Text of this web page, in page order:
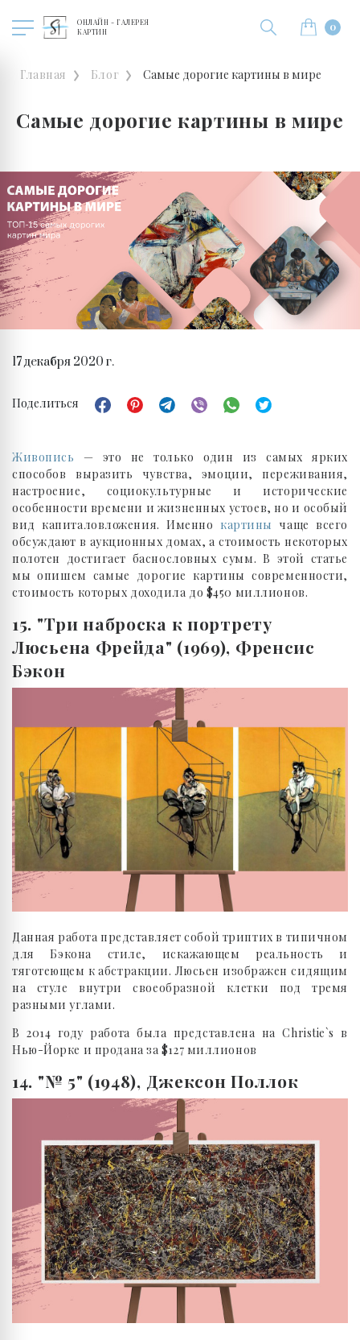
ОНЛАЙН - ГАЛЕРЕЯ
КАРТИН
0
Главная Блог Самые дорогие картины в мире
Самые дорогие картины в мире
17 декабря 2020 г.
Поделиться
Живопись — это не только один из самых ярких
способов выразить чувства, эмоции, переживания,
настроение, социокультурные и исторические
особенности времени и жизненных устоев, но и особый
вид капиталовложения. Именно картины чаще всего
обсуждают в аукционных домах, а стоимость некоторых
полотен достигает баснословных сумм. В этой статье
мы опишем самые дорогие картины современности,
стоимость которых доходила до $450 миллионов.
15. "Три наброска к портрету
Люсьена Фрейда" (1969), Френсис
Бэкон
Данная работа представляет собой триптих в типичном
для Бэкона стиле, искажающем реальность и
тяготеющем к абстракции. Люсьен изображен сидящим
на стуле внутри своеобразной клетки под тремя
разными углами.
В 2014 году работа была представлена на Christie`s в
Нью-Йорке и продана за $127 миллионов
14. "№ 5" (1948), Джексон Поллок